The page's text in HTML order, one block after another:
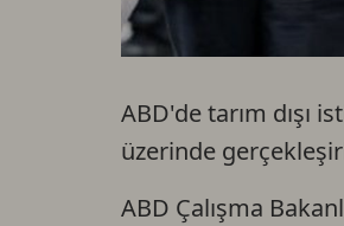
ABD'de tarım dışı
üzerinde
ABD Çalışma